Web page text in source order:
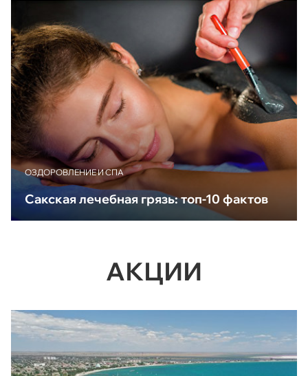
ОЗДОРОВЛЕНИЕ И СПА
Сакская лечебная грязь: топ-10 фактов
АКЦИИ